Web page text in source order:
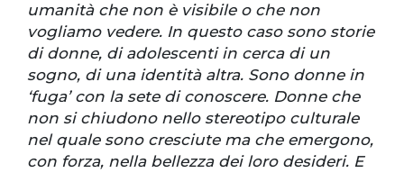
umanità che non è visibile o che non
vogliamo vedere. In questo caso sono storie
di donne, di adolescenti in cerca di un
sogno, di una identità altra. Sono donne in
‘fuga’ con la sete di conoscere. Donne che
non si chiudono nello stereotipo culturale
nel quale sono cresciute ma che emergono,
con forza, nella bellezza dei loro desideri. E